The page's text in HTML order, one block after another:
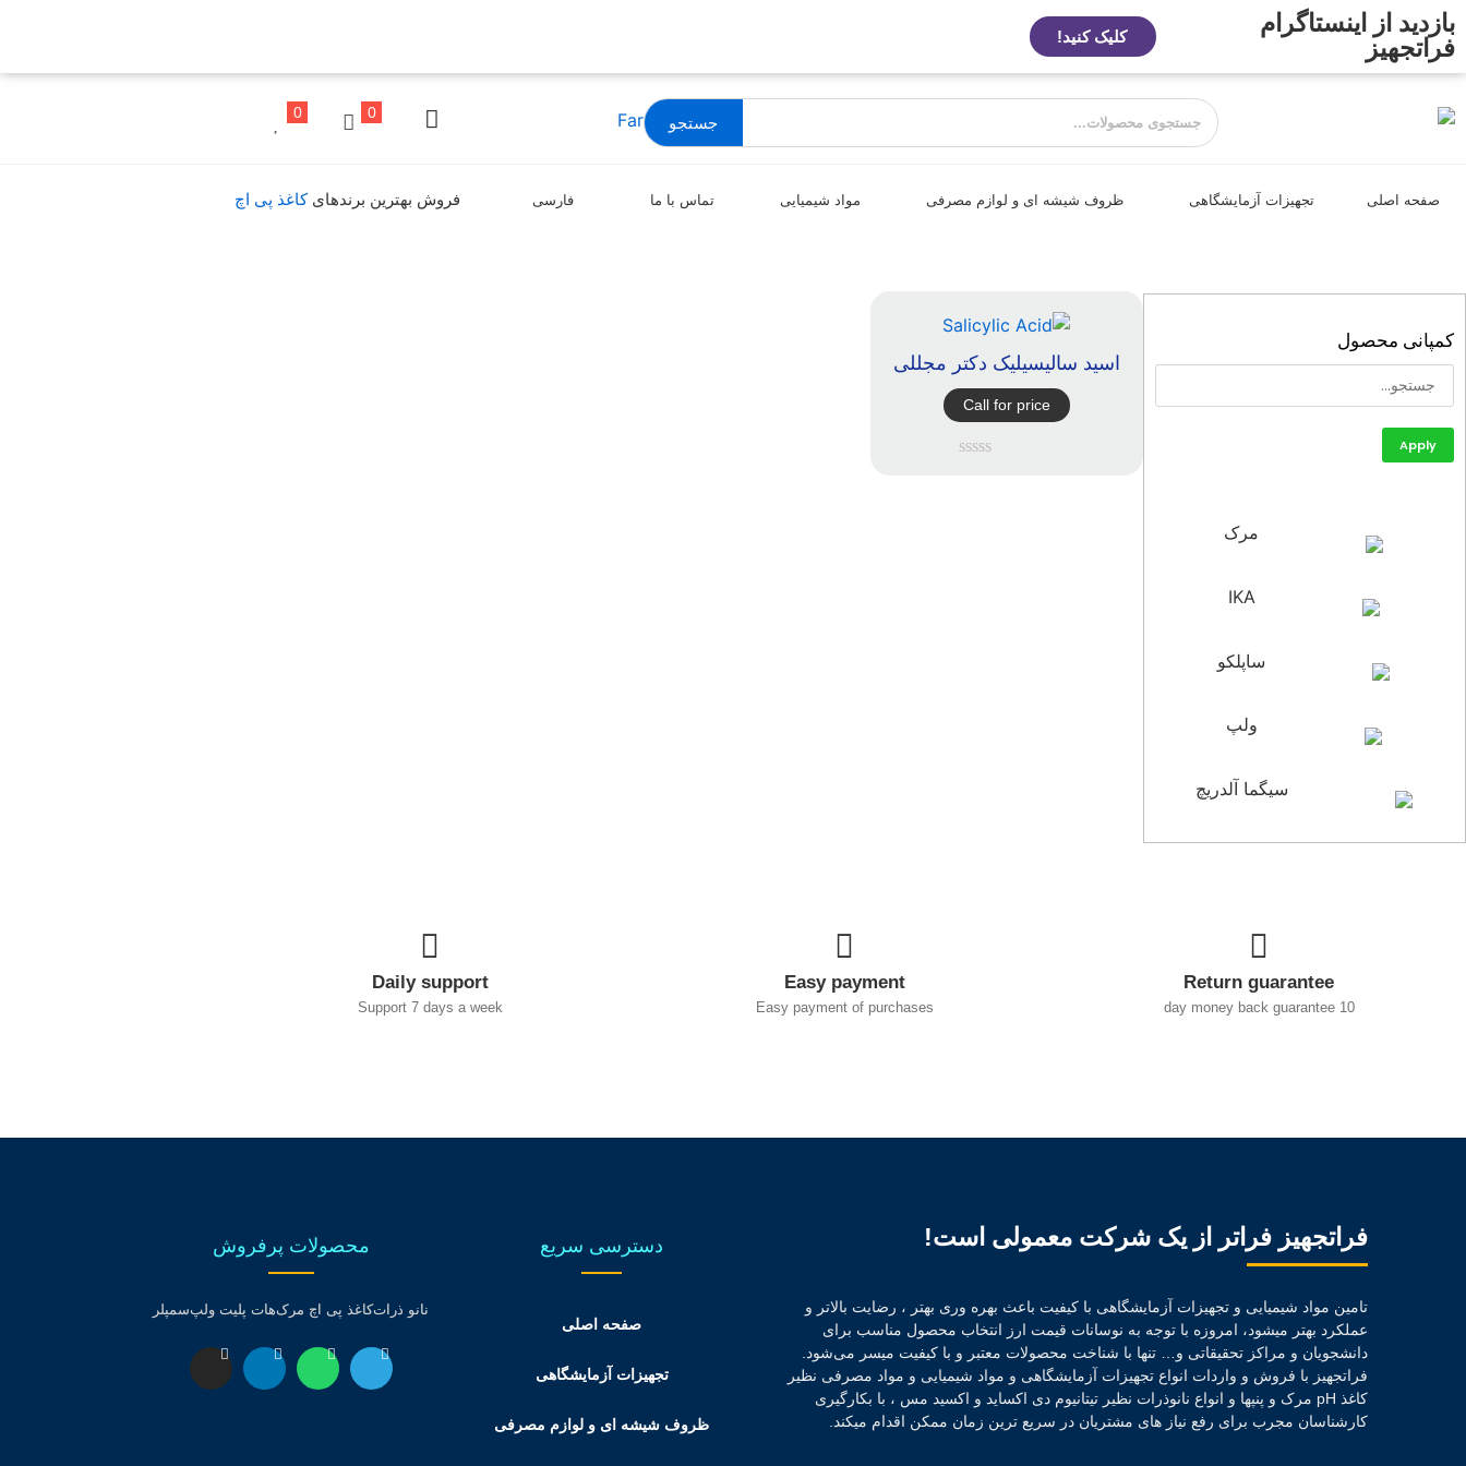
بازدید از اینستاگرام
فراتجهیز
کلیک کنید!
جستجو
0
0
صفحه اصلی تجهیزات آزمایشگاهی ظروف شیشه ای و لوازم مصرفی مواد شیمیایی تماس با ما فارسی فروش بهترین برندهایکاغذ پی اچ
کمپانی محصول
Apply
مرک
IKA
ساپلکو
ولپ
سیگما آلدریچ
اسید سالیسیلیک دکتر مجللی
Call for price
Return guarantee
10 day money back guarantee
Easy payment
Easy payment of purchases
Daily support
Support 7 days a week
فراتجهیز فراتر از یک شرکت معمولی است!
تامین مواد شیمیایی و تجهیزات آزمایشگاهی با کیفیت باعث بهره وری بهتر ، رضایت بالاتر و
عملکرد بهتر میشود، امروزه با توجه به نوسانات قیمت ارز انتخاب محصول مناسب برای
دانشجویان و مراکز تحقیقاتی و… تنها با شناخت محصولات معتبر و با کیفیت میسر می‌شود.
فراتجهیز با فروش و واردات انواع تجهیزات آزمایشگاهی و مواد شیمیایی و مواد مصرفی نظیر
کاغذ pH مرک و پنپها و انواع نانوذرات نظیر تیتانیوم دی اکساید و اکسید مس ، با بکارگیری
کارشناسان مجرب برای رفع نیاز های مشتریان در سریع ترین زمان ممکن اقدام میکند.
دسترسی سریع
صفحه اصلی
تجهیزات آزمایشگاهی
ظروف شیشه ای و لوازم مصرفی
محصولات پرفروش
نانو ذراتکاغذ پی اچ مرکهات پلیت ولپسمپلر